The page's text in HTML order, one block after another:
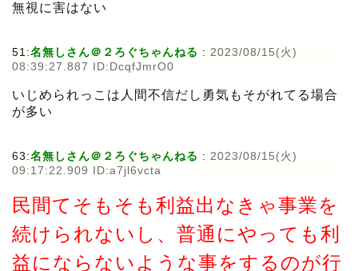
無視に害はない
51:名無しさん＠２ろぐちゃんねる : 2023/08/15(火)
08:39:27.887 ID:DcqfJmrO0
いじめられっこは人間不信だし勇気もそがれてる場合
が多い
63:名無しさん＠２ろぐちゃんねる : 2023/08/15(火)
09:17:22.909 ID:a7jl6vcta
民間てそもそも利益出なきゃ事業を
続けられないし、普通にやっても利
益にならないような事をするのが行